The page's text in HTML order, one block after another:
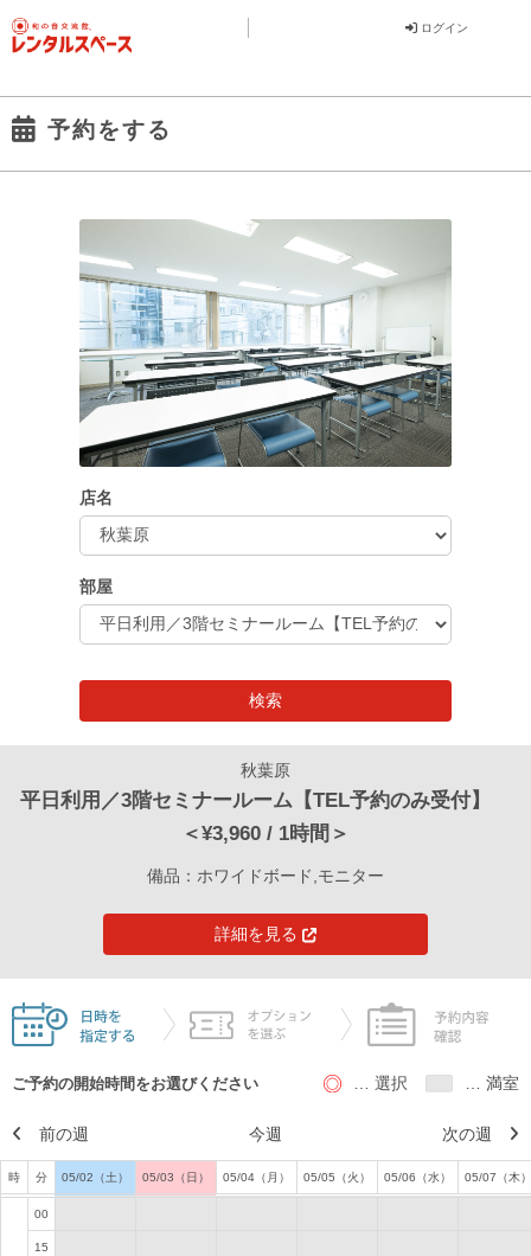
ログイン
予約をする
店名
部屋
秋葉原
平日利用／3階セミナールーム【TEL予約のみ受付】
＜¥3,960 / 1時間＞
備品：ホワイドボード,モニター
詳細を見る
ご予約の開始時間をお選びください … 選択 … 満室
前の週 今週 次の週
時 分 05/02（土） 05/03（日） 05/04（月） 05/05（火） 05/06（水） 05/07（木）
00
15